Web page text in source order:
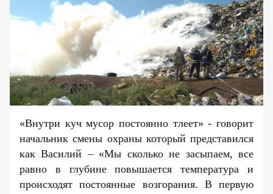
«Внутри куч мусор постоянно тлеет» - говорит
начальник смены охраны который представился
как Василий – «Мы сколько не засыпаем, все
равно в глубине повышается температура и
происходят постоянные возгорания. В первую